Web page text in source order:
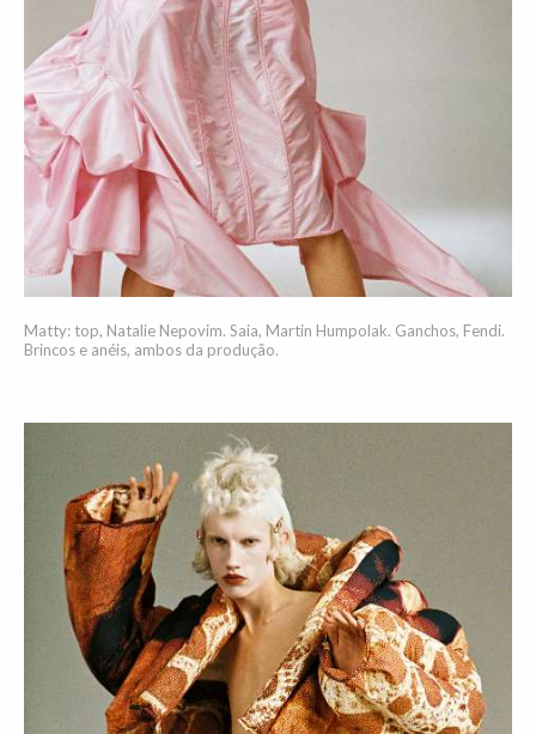
Matty: top, Natalie Nepovim. Saia, Martin Humpolak. Ganchos, Fendi.
Brincos e anéis, ambos da produção.